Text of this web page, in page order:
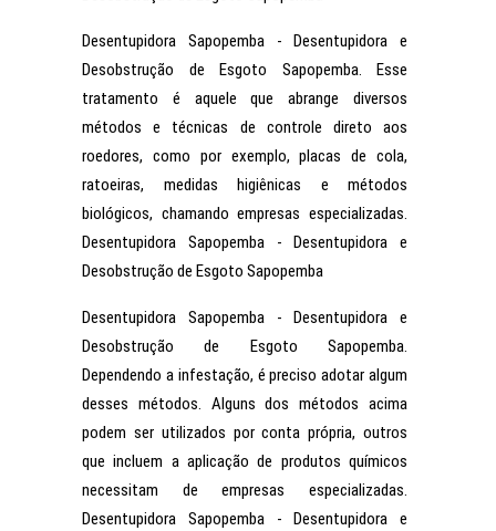
Desentupidora Sapopemba - Desentupidora e
Desobstrução de Esgoto Sapopemba. Esse
tratamento é aquele que abrange diversos
métodos e técnicas de controle direto aos
roedores, como por exemplo, placas de cola,
ratoeiras, medidas higiênicas e métodos
biológicos, chamando empresas especializadas.
Desentupidora Sapopemba - Desentupidora e
Desobstrução de Esgoto Sapopemba
Desentupidora Sapopemba - Desentupidora e
Desobstrução de Esgoto Sapopemba.
Dependendo a infestação, é preciso adotar algum
desses métodos. Alguns dos métodos acima
podem ser utilizados por conta própria, outros
que incluem a aplicação de produtos químicos
necessitam de empresas especializadas.
Desentupidora Sapopemba - Desentupidora e